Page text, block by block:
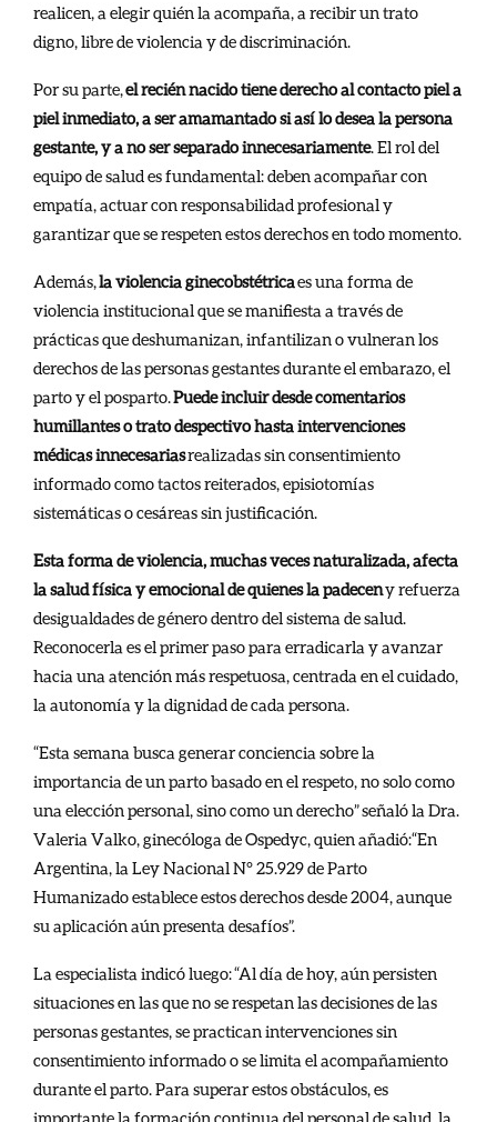
realicen, a elegir quién la acompaña, a recibir un trato
digno, libre de violencia y de discriminación.
Por su parte,el recién nacido tiene derecho al contacto piel a
piel inmediato, a ser amamantado si así lo desea la persona
gestante, y a no ser separado innecesariamente. El rol del
equipo de salud es fundamental: deben acompañar con
empatía, actuar con responsabilidad profesional y
garantizar que se respeten estos derechos en todo momento.
Además,la violencia ginecobstétricaes una forma de
violencia institucional que se manifiesta a través de
prácticas que deshumanizan, infantilizan o vulneran los
derechos de las personas gestantes durante el embarazo, el
parto y el posparto.Puede incluir desde comentarios
humillantes o trato despectivo hasta intervenciones
médicas innecesariasrealizadas sin consentimiento
informado como tactos reiterados, episiotomías
sistemáticas o cesáreas sin justificación.
Esta forma de violencia, muchas veces naturalizada, afecta
la salud física y emocional de quienes la padeceny refuerza
desigualdades de género dentro del sistema de salud.
Reconocerla es el primer paso para erradicarla y avanzar
hacia una atención más respetuosa, centrada en el cuidado,
la autonomía y la dignidad de cada persona.
“Esta semana busca generar conciencia sobre la
importancia de un parto basado en el respeto, no solo como
una elección personal, sino como un derecho” señaló la Dra.
Valeria Valko, ginecóloga de Ospedyc, quien añadió:“En
Argentina, la Ley Nacional N° 25.929 de Parto
Humanizado establece estos derechos desde 2004, aunque
su aplicación aún presenta desafíos”.
La especialista indicó luego: “Al día de hoy, aún persisten
situaciones en las que no se respetan las decisiones de las
personas gestantes, se practican intervenciones sin
consentimiento informado o se limita el acompañamiento
durante el parto. Para superar estos obstáculos, es
importante la formación continua del personal de salud, la